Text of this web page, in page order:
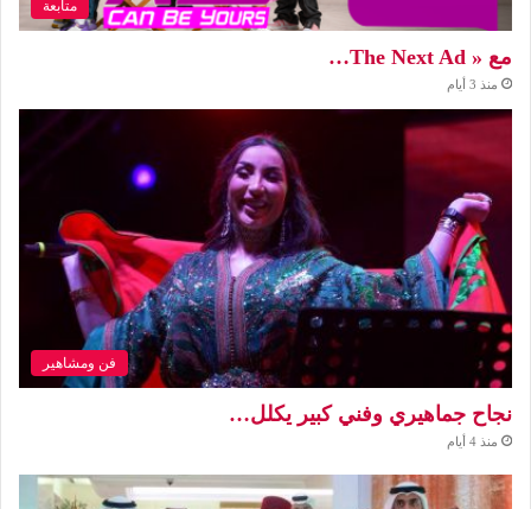
متابعة
مع « The Next Ad…
منذ 3 أيام
فن ومشاهير
نجاح جماهيري وفني كبير يكلل…
منذ 4 أيام